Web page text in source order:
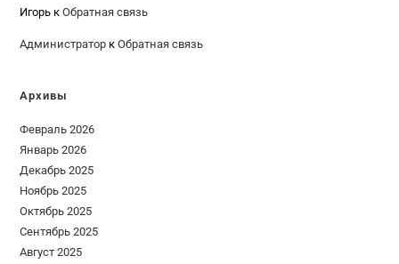
Игорь кОбратная связь
Администратор кОбратная связь
Архивы
Февраль 2026
Январь 2026
Декабрь 2025
Ноябрь 2025
Октябрь 2025
Сентябрь 2025
Август 2025